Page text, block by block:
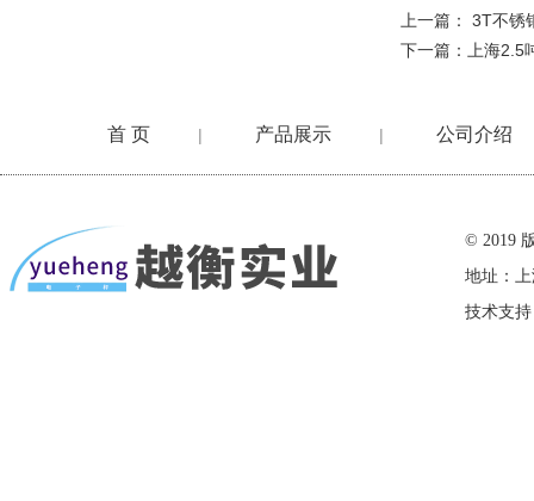
上一篇： 3T不锈
下一篇：
上海
首 页 | 产品展示 | 公司介绍
© 2019
地址：
技术支